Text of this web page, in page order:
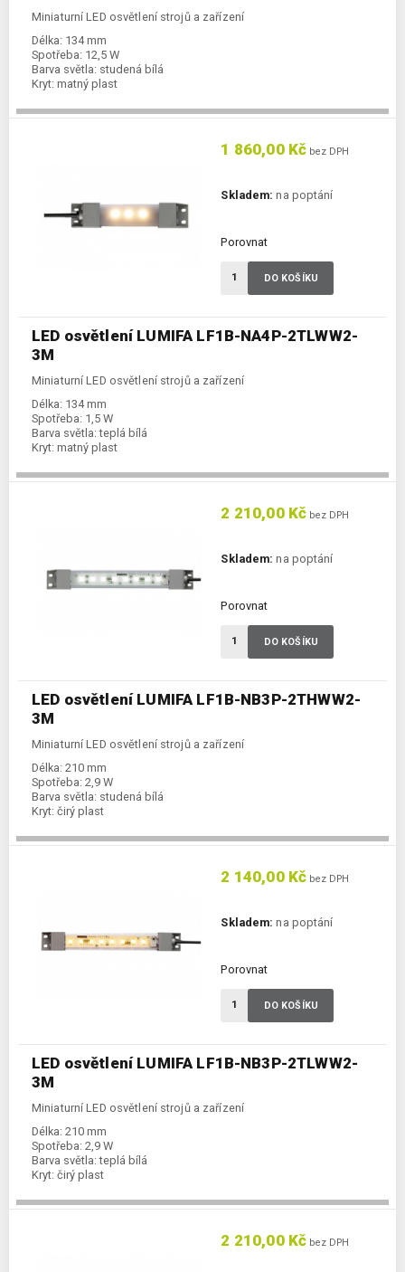
Miniaturní LED osvětlení strojů a zařízení
Délka: 134 mm
Spotřeba: 12,5 W
Barva světla: studená bílá
Kryt: matný plast
LED osvětlení LUMIFA LF1B-NA4P-2TLWW2-
3M
Miniaturní LED osvětlení strojů a zařízení
Délka: 134 mm
Spotřeba: 1,5 W
Barva světla: teplá bílá
Kryt: matný plast
1 860,00 Kč bez DPH
Skladem: na poptání
Porovnat
DO KOŠÍKU
LED osvětlení LUMIFA LF1B-NB3P-2THWW2-
3M
Miniaturní LED osvětlení strojů a zařízení
Délka: 210 mm
Spotřeba: 2,9 W
Barva světla: studená bílá
Kryt: čirý plast
2 210,00 Kč bez DPH
Skladem: na poptání
Porovnat
DO KOŠÍKU
LED osvětlení LUMIFA LF1B-NB3P-2TLWW2-
3M
Miniaturní LED osvětlení strojů a zařízení
Délka: 210 mm
Spotřeba: 2,9 W
Barva světla: teplá bílá
Kryt: čirý plast
2 140,00 Kč bez DPH
Skladem: na poptání
Porovnat
DO KOŠÍKU
2 210,00 Kč bez DPH